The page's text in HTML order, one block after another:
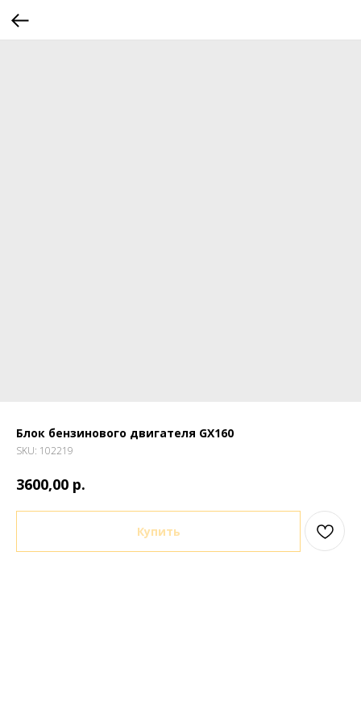
Блок бензинового двигателя GX160
SKU: 102219
3600,00 р.
Купить